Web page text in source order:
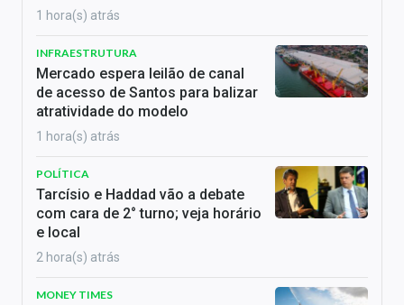
1 hora(s) atrás
INFRAESTRUTURA
Mercado espera leilão de canal
de acesso de Santos para balizar
atratividade do modelo
1 hora(s) atrás
POLÍTICA
Tarcísio e Haddad vão a debate
com cara de 2° turno; veja horário
e local
2 hora(s) atrás
MONEY TIMES